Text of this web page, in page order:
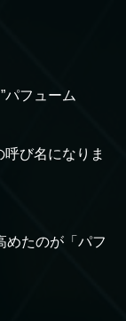
パフューム
び名になりま
めたのが「パフ